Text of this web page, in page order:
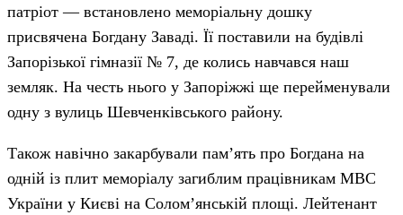
патріот — встановлено меморіальну дошку
присвячена Богдану Заваді. Її поставили на будівлі
Запорізької гімназії № 7, де колись навчався наш
земляк. На честь нього у Запоріжжі ще перейменували
одну з вулиць Шевченківського району.
Також навічно закарбували пам’ять про Богдана на
одній із плит меморіалу загиблим працівникам МВС
України у Києві на Солом’янській площі. Лейтенант